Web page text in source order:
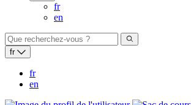
fr
en
fr
fr
en